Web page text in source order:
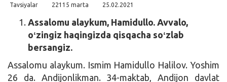
Tavsiyalar
22115 marta
25.02.2021
Assalomu alaykum, Hamidullo. Avvalo,
oʻzingiz haqingizda qisqacha soʻzlab
bersangiz.
Assalomu alaykum. Ismim Hamidullo Halilov. Yoshim
26 da. Andijonlikman. 34-maktab, Andijon davlat